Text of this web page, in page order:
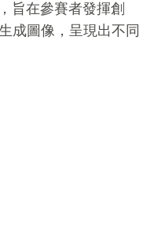
旨在參賽者發揮創
成圖像，呈現出不同